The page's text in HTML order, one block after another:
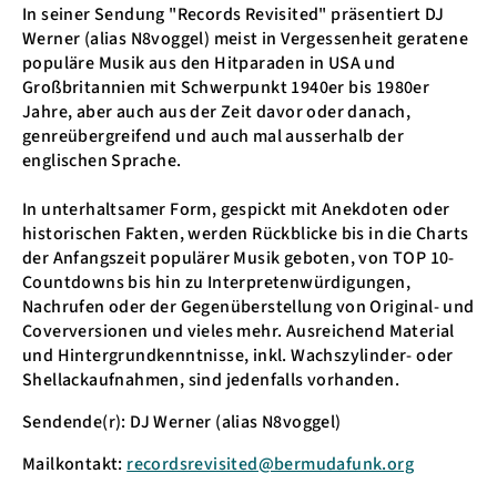
In seiner Sendung "Records Revisited" präsentiert DJ
Werner (alias N8voggel) meist in Vergessenheit geratene
populäre Musik aus den Hitparaden in USA und
Großbritannien mit Schwerpunkt 1940er bis 1980er
Jahre, aber auch aus der Zeit davor oder danach,
genreübergreifend und auch mal ausserhalb der
englischen Sprache.
In unterhaltsamer Form, gespickt mit Anekdoten oder
historischen Fakten, werden Rückblicke bis in die Charts
der Anfangszeit populärer Musik geboten, von TOP 10-
Countdowns bis hin zu Interpretenwürdigungen,
Nachrufen oder der Gegenüberstellung von Original- und
Coverversionen und vieles mehr. Ausreichend Material
und Hintergrundkenntnisse, inkl. Wachszylinder- oder
Shellackaufnahmen, sind jedenfalls vorhanden.
Sendende(r): DJ Werner (alias N8voggel)
Mailkontakt: recordsrevisited@bermudafunk.org